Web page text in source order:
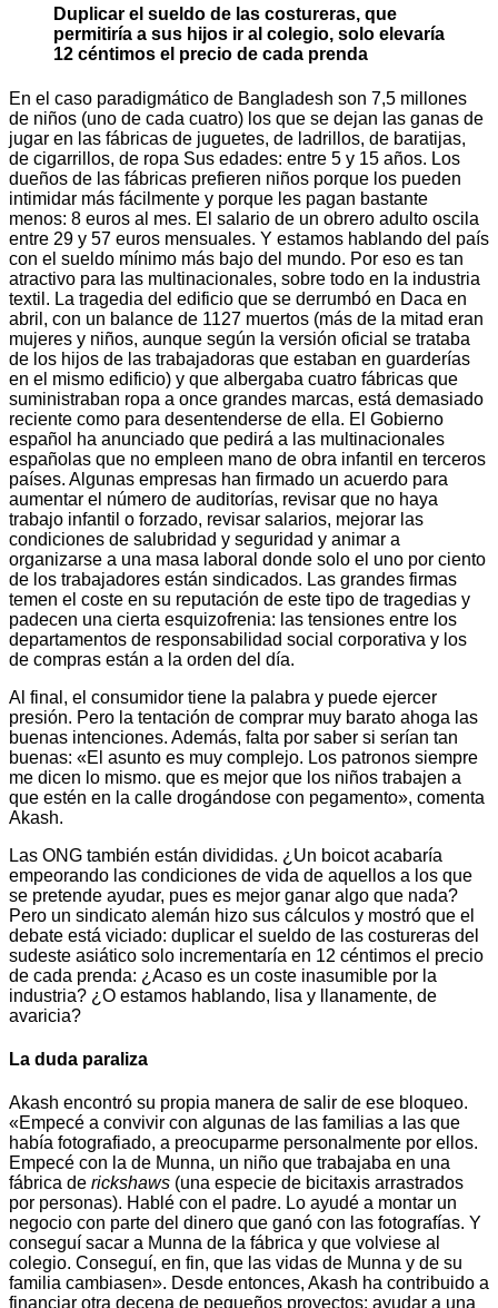
Duplicar el sueldo de las costureras, que
permitiría a sus hijos ir al colegio, solo elevaría
12 céntimos el precio de cada prenda
En el caso paradigmático de Bangladesh son 7,5 millones
de niños (uno de cada cuatro) los que se dejan las ganas de
jugar en las fábricas de juguetes, de ladrillos, de baratijas,
de cigarrillos, de ropa Sus edades: entre 5 y 15 años. Los
dueños de las fábricas prefieren niños porque los pueden
intimidar más fácilmente y porque les pagan bastante
menos: 8 euros al mes. El salario de un obrero adulto oscila
entre 29 y 57 euros mensuales. Y estamos hablando del país
con el sueldo mínimo más bajo del mundo. Por eso es tan
atractivo para las multinacionales, sobre todo en la industria
textil. La tragedia del edificio que se derrumbó en Daca en
abril, con un balance de 1127 muertos (más de la mitad eran
mujeres y niños, aunque según la versión oficial se trataba
de los hijos de las trabajadoras que estaban en guarderías
en el mismo edificio) y que albergaba cuatro fábricas que
suministraban ropa a once grandes marcas, está demasiado
reciente como para desentenderse de ella. El Gobierno
español ha anunciado que pedirá a las multinacionales
españolas que no empleen mano de obra infantil en terceros
países. Algunas empresas han firmado un acuerdo para
aumentar el número de auditorías, revisar que no haya
trabajo infantil o forzado, revisar salarios, mejorar las
condiciones de salubridad y seguridad y animar a
organizarse a una masa laboral donde solo el uno por ciento
de los trabajadores están sindicados. Las grandes firmas
temen el coste en su reputación de este tipo de tragedias y
padecen una cierta esquizofrenia: las tensiones entre los
departamentos de responsabilidad social corporativa y los
de compras están a la orden del día.
Al final, el consumidor tiene la palabra y puede ejercer
presión. Pero la tentación de comprar muy barato ahoga las
buenas intenciones. Además, falta por saber si serían tan
buenas: «El asunto es muy complejo. Los patronos siempre
me dicen lo mismo. que es mejor que los niños trabajen a
que estén en la calle drogándose con pegamento», comenta
Akash.
Las ONG también están divididas. ¿Un boicot acabaría
empeorando las condiciones de vida de aquellos a los que
se pretende ayudar, pues es mejor ganar algo que nada?
Pero un sindicato alemán hizo sus cálculos y mostró que el
debate está viciado: duplicar el sueldo de las costureras del
sudeste asiático solo incrementaría en 12 céntimos el precio
de cada prenda: ¿Acaso es un coste inasumible por la
industria? ¿O estamos hablando, lisa y llanamente, de
avaricia?
La duda paraliza
Akash encontró su propia manera de salir de ese bloqueo.
«Empecé a convivir con algunas de las familias a las que
había fotografiado, a preocuparme personalmente por ellos.
Empecé con la de Munna, un niño que trabajaba en una
fábrica de rickshaws (una especie de bicitaxis arrastrados
por personas). Hablé con el padre. Lo ayudé a montar un
negocio con parte del dinero que ganó con las fotografías. Y
conseguí sacar a Munna de la fábrica y que volviese al
colegio. Conseguí, en fin, que las vidas de Munna y de su
familia cambiasen». Desde entonces, Akash ha contribuido a
financiar otra decena de pequeños proyectos: ayudar a una